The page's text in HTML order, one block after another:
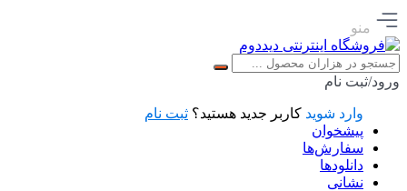
منو
ورود/ثبت نام
وارد شوید کاربر جدید هستید؟ ثبت نام
پیشخوان
سفارش‌ها
دانلودها
نشانی